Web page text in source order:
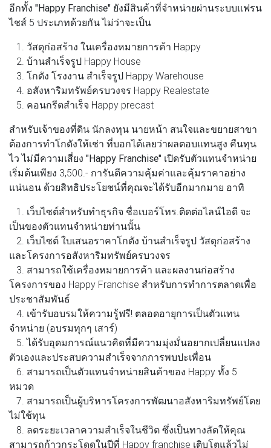
อีกทั้ง "Happy Franchise" ยังมีสินค้าที่จำหน่ายผ่านระบบแฟรน
ไชส์ 5 ประเภทด้วยกัน ไม่ว่าจะเป็น
1. วัสดุก่อสร้าง ในเครื่องหมายการค้า Happy
2. บ้านสำเร็จรูป Happy House
3. โกดัง โรงงาน สำเร็จรูป Happy Warehouse
4. อสังหาริมทรัพย์​ครบวงจร Happy Realestate
5. คอนกรีตสำเร็จ Happy precast
สำหรับเจ้าของที่ดิน นักลงทุน นายหน้า สนใจและขยายสาขา
ต้องการทำโกดังให้เช่า ที่บอกได้เลยว่าผลตอบแทนสูง คืนทุน
ไว ไม่มีความเสี่ยง "Happy Franchise" เปิดรับตัวแทนจำหน่าย
เริ่มต้นเพียง 3,500.- การันตีความคุ้มค่าและคุ้มราคาอย่าง
แน่นอน ด้วยสิทธิประโยชน์ที่คุณจะได้รับอีกมากมาย อาทิ
1. เว็บไซต์สำหรับทำธุรกิจ​ ชื่อเบอร์โทร.ติดต่อ​ไลน์ไอดี​ จะ
เป็นของตัวแทนจำหน่ายท่านนั้น​
2. เว็บไซต์​ ใบเสนอราคา​โกดัง​ บ้านสำเร็จรูป​ วัสดุก่อสร้าง
และโครงการอสังหาริมทรัพย์​ครบวงจร​
3. สามารถใช้เครื่องหมายการค้า​ และผลงานก่อสร้าง​
โครงการ​ของ Happy Franchise ​สำหรับการทำการตลาดเพื่อ​
ประชาสัมพันธ์​
4. เข้ารับอบรมให้ความรู้ฟรี! ตลอดอายุการเป็นตัวแทน
จำหน่าย​ (อบรมทุกๆ เสาร์​)
5. ได้รับอุดมการณ์แนวคิดที่มีความมุ่งมั่นอยากเปลี่ยนแปลง
ตัวเองและประสบความสำเร็จจากการพบปะเพื่อน
6. สามารถเป็นตัวแทนจำหน่ายสินค้าของ Happy ทั้ง​ 5
หมวด
7. สามารถเป็นผู้บริหารโครงการพัฒนาอสังหาริมทรัพย์โดย
ไม่ใช้ทุน
8. ลดระยะเวลาความสำเร็จในชีวิต ซึ่งเป็นทางลัดให้คุณ
สามารถก้าวกระโดดในปีที่ Happy franchise เติบโตแล้ว​ไม่